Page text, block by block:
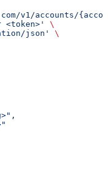
v1/accounts/
\
json'
\